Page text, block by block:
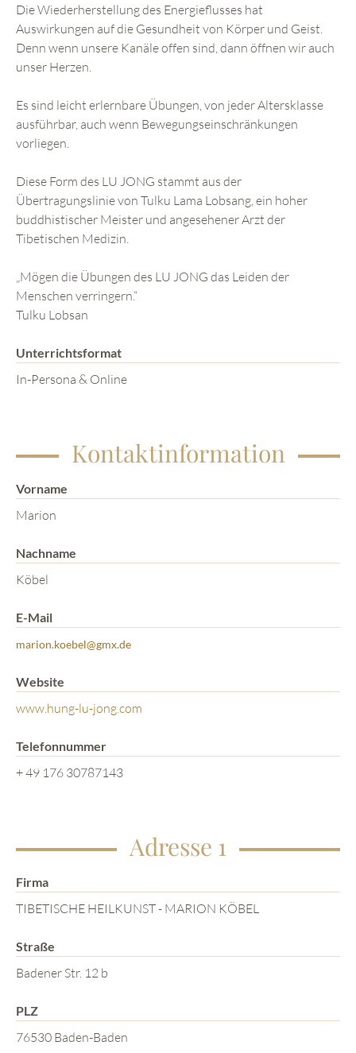
Die Wiederherstellung des Energieflusses hat
Auswirkungen auf die Gesundheit von Körper und Geist.
Denn wenn unsere Kanäle offen sind, dann öffnen wir auch
unser Herzen.
Es sind leicht erlernbare Übungen, von jeder Altersklasse
ausführbar, auch wenn Bewegungseinschränkungen
vorliegen.
Diese Form des LU JONG stammt aus der
Übertragungslinie von Tulku Lama Lobsang, ein hoher
buddhistischer Meister und angesehener Arzt der
Tibetischen Medizin.
„Mögen die Übungen des LU JONG das Leiden der
Menschen verringern.“
Tulku Lobsan
Unterrichtsformat
In-Persona & Online
Kontaktinformation
Vorname
Marion
Nachname
Köbel
E-Mail
marion.koebel@gmx.de
Website
www.hung-lu-jong.com
Telefonnummer
+ 49 176 30787143
Adresse 1
Firma
TIBETISCHE HEILKUNST - MARION KÖBEL
Straße
Badener Str. 12 b
PLZ
76530 Baden-Baden